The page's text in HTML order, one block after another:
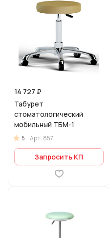
14 727 ₽
Табурет
стоматологический
мобильный ТБМ-1
5 Арт. 857
Запросить КП